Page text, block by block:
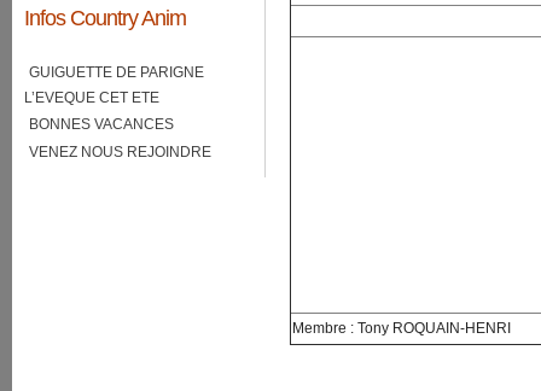
Membre : Tony ROQUAIN-HENRI
Infos Country Anim
GUIGUETTE DE PARIGNE
L’EVEQUE CET ETE
BONNES VACANCES
VENEZ NOUS REJOINDRE